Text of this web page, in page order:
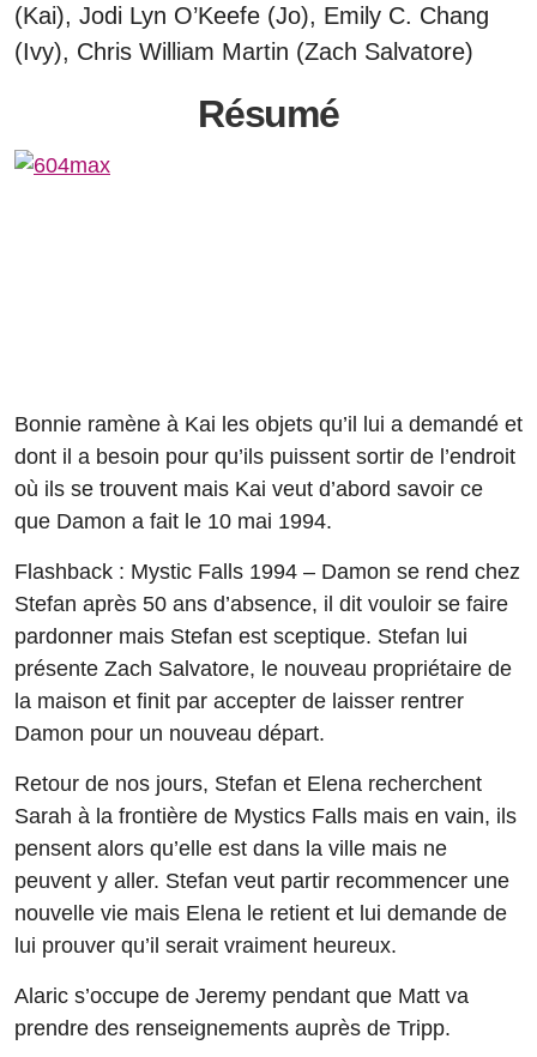
(Kai), Jodi Lyn O’Keefe (Jo), Emily C. Chang
(Ivy), Chris William Martin (Zach Salvatore)
Résumé
Bonnie ramène à Kai les objets qu’il lui a demandé et
dont il a besoin pour qu’ils puissent sortir de l’endroit
où ils se trouvent mais Kai veut d’abord savoir ce
que Damon a fait le 10 mai 1994.
Flashback : Mystic Falls 1994 – Damon se rend chez
Stefan après 50 ans d’absence, il dit vouloir se faire
pardonner mais Stefan est sceptique. Stefan lui
présente Zach Salvatore, le nouveau propriétaire de
la maison et finit par accepter de laisser rentrer
Damon pour un nouveau départ.
Retour de nos jours, Stefan et Elena recherchent
Sarah à la frontière de Mystics Falls mais en vain, ils
pensent alors qu’elle est dans la ville mais ne
peuvent y aller. Stefan veut partir recommencer une
nouvelle vie mais Elena le retient et lui demande de
lui prouver qu’il serait vraiment heureux.
Alaric s’occupe de Jeremy pendant que Matt va
prendre des renseignements auprès de Tripp.